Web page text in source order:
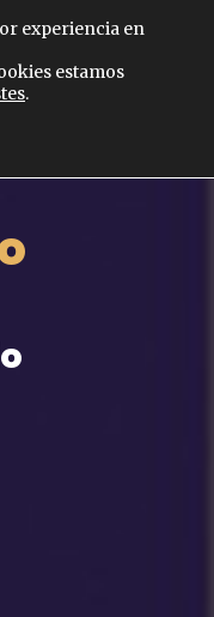
MENÚ
Español
experiencia en
estamos
.